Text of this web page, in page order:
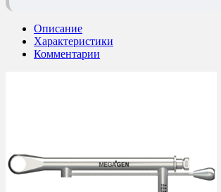
Описание
Характеристики
Комментарии